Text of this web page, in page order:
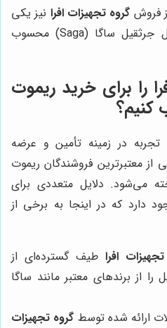
فروش گروه تجهیزات افرا نیز یکی
از مزایای رقابتی ریموت کنترل جرثقیل ساگا (Saga) محسوب
را برای خرید ریموت
کنیم؟
تجربه در زمینه تأمین و عرضه
از معتبرترین فروشندگان ریموت
می‌شود. دلایل متعددی برای
دارد که در اینجا به برخی از
افرا طیف گسترده‌ای از
از برندهای معتبر مانند ساگا
ارائه شده توسط گروه تجهیزات